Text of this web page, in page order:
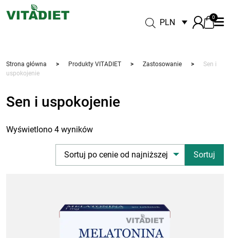
PLN
0
Strona główna > Produkty VITADIET > Zastosowanie >
Sen i
uspokojenie
Sen i uspokojenie
Wyświetlono 4 wyników
Sortuj po cenie od najniższej